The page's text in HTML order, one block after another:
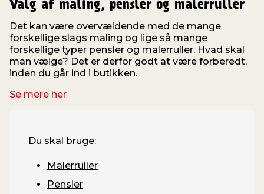
Valg af maling, pensler og malerruller
Det kan være overvældende med de mange
forskellige slags maling og lige så mange
forskellige typer pensler og malerruller. Hvad skal
man vælge? Det er derfor godt at være forberedt,
inden du går ind i butikken.
Se mere her
Du skal bruge:
Malerruller
Pensler